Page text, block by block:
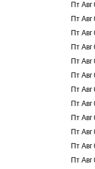
Пт
Пт
Пт
Пт
Пт
Пт
Пт
Пт
Пт
Пт
Пт
Пт